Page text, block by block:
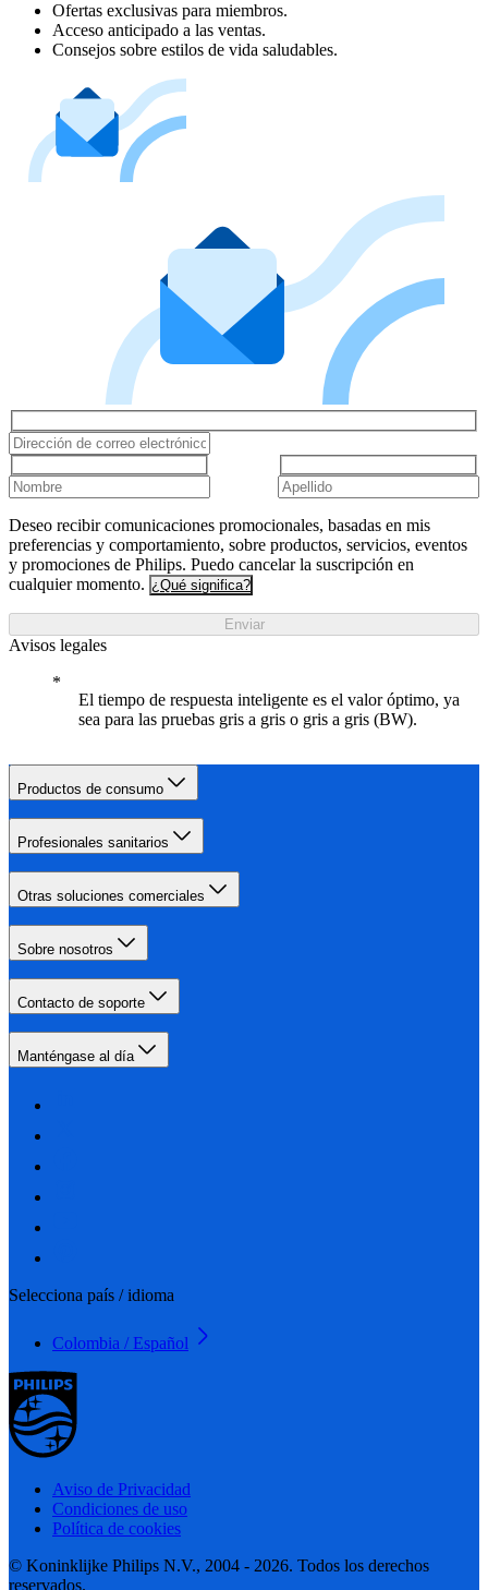
Ofertas exclusivas para miembros.
Acceso anticipado a las ventas.
Consejos sobre estilos de vida saludables.
Deseo recibir comunicaciones promocionales, basadas en mis
preferencias y comportamiento, sobre productos, servicios, eventos
y promociones de Philips. Puedo cancelar la suscripción en
cualquier momento. ¿Qué significa?
Enviar
Avisos legales
El tiempo de respuesta inteligente es el valor óptimo, ya
sea para las pruebas gris a gris o gris a gris (BW).
Productos de consumo
Profesionales sanitarios
Otras soluciones comerciales
Sobre nosotros
Contacto de soporte
Manténgase al día
Selecciona país / idioma
Colombia / Español
Aviso de Privacidad
Condiciones de uso
Política de cookies
© Koninklijke Philips N.V., 2004 - 2026. Todos los derechos
reservados.